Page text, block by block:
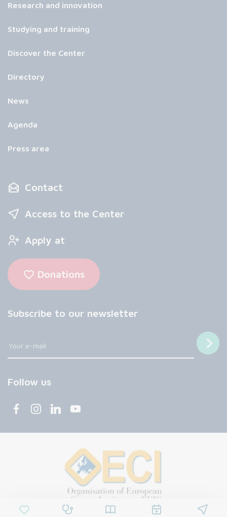
Research and innovation
Studying and training
Discover the Center
Directory
News
Agenda
Press area
Contact
Access to the Center
Apply at
Donations
Subscribe to our newsletter
Follow us